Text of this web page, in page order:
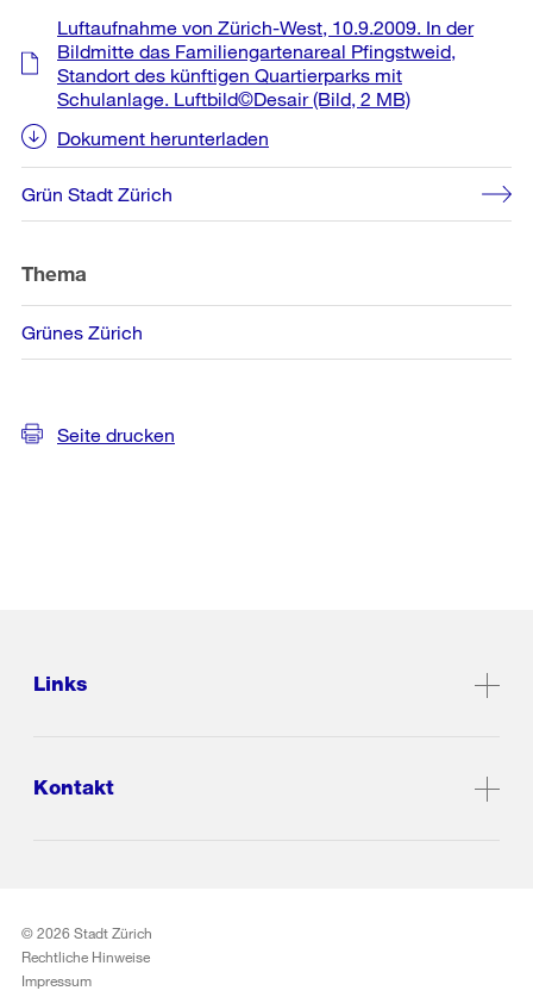
Weitere
Informationen
Luftaufnahme von Zürich-West, 10.9.2009. In der
Bildmitte das Familiengartenareal Pfingstweid,
Standort des künftigen Quartierparks mit
Schulanlage. Luftbild©Desair(Bild, 2 MB)
Dokument herunterladen
Grün Stadt Zürich
Thema
Grünes Zürich
Seite drucken
Links
Kontakt
© 2026 Stadt Zürich
Rechtliche Hinweise
Impressum